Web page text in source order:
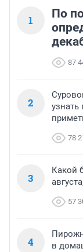
1
По
87
2
78
3
Какой
57
4
в